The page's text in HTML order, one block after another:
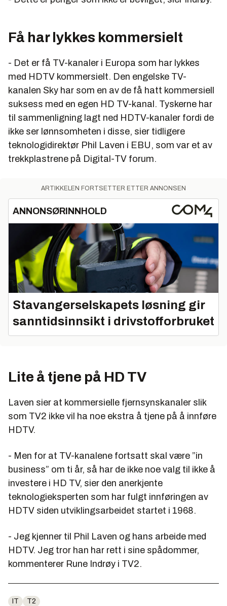
Få har lykkes kommersielt
- Det er få TV-kanaler i Europa som har lykkes
med HDTV kommersielt. Den engelske TV-
kanalen Sky har som en av de få hatt kommersiell
suksess med en egen HD TV-kanal. Tyskerne har
til sammenligning lagt ned HDTV-kanaler fordi de
ikke ser lønnsomheten i disse, sier tidligere
teknologidirektør Phil Laven i EBU, som var et av
trekkplastrene på Digital-TV forum.
ARTIKKELEN FORTSETTER ETTER ANNONSEN
ANNONSØRINNHOLD
Stavangerselskapets løsning gir
sanntidsinnsikt i drivstofforbruket
Lite å tjene på HD TV
Laven sier at kommersielle fjernsynskanaler slik
som TV2 ikke vil ha noe ekstra å tjene på å innføre
HDTV.
- Men for at TV-kanalene fortsatt skal være ”in
business” om ti år, så har de ikke noe valg til ikke å
investere i HD TV, sier den anerkjente
teknologieksperten som har fulgt innføringen av
HDTV siden utviklingsarbeidet startet i 1968.
- Jeg kjenner til Phil Laven og hans arbeide med
HDTV. Jeg tror han har rett i sine spådommer,
kommenterer Rune Indrøy i TV2.
IT T2